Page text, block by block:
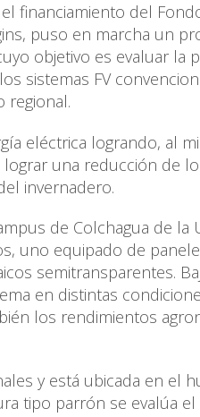
financiamiento del
puso en marcha un
objetivo es evaluar la
sistemas FV
regional.
eléctrica logrando, al
una reducción de
invernadero.
de Colchagua de la
uno equipado de
semitransparentes.
en distintas
los rendimientos
y está ubicada en el
tipo parrón se evalúa